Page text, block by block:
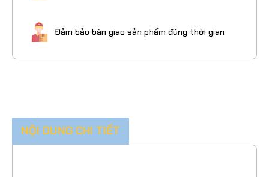
Đảm bảo bàn giao sản phẩm đúng thời gian
NỘI DUNG CHI TIẾT